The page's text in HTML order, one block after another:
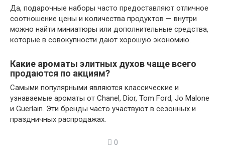
Да, подарочные наборы часто предоставляют отличное
соотношение цены и количества продуктов — внутри
можно найти миниатюры или дополнительные средства,
которые в совокупности дают хорошую экономию.
Какие ароматы элитных духов чаще всего
продаются по акциям?
Самыми популярными являются классические и
узнаваемые ароматы от Chanel, Dior, Tom Ford, Jo Malone
и Guerlain. Эти бренды часто участвуют в сезонных и
праздничных распродажах.
0